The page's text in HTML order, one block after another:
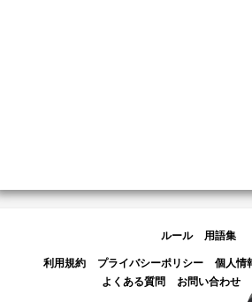
ルール 用語集
利用規約 プライバシーポリシー 個人情
よくある質問
お問い合わせ